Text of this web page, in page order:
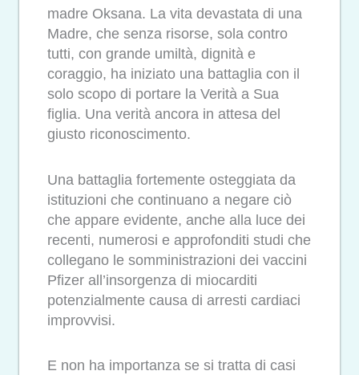
madre Oksana. La vita devastata di una
Madre, che senza risorse, sola contro
tutti, con grande umiltà, dignità e
coraggio, ha iniziato una battaglia con il
solo scopo di portare la Verità a Sua
figlia. Una verità ancora in attesa del
giusto riconoscimento.
Una battaglia fortemente osteggiata da
istituzioni che continuano a negare ciò
che appare evidente, anche alla luce dei
recenti, numerosi e approfonditi studi che
collegano le somministrazioni dei vaccini
Pfizer all’insorgenza di miocarditi
potenzialmente causa di arresti cardiaci
improvvisi.
E non ha importanza se si tratta di casi